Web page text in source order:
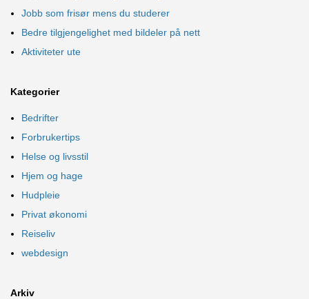
Jobb som frisør mens du studerer
Bedre tilgjengelighet med bildeler på nett
Aktiviteter ute
Kategorier
Bedrifter
Forbrukertips
Helse og livsstil
Hjem og hage
Hudpleie
Privat økonomi
Reiseliv
webdesign
Arkiv